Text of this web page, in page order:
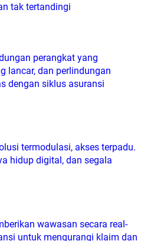
tak tertandingi
perangkat yang
lancar, dan perlindungan
dengan siklus asuransi
termodulasi, akses terpadu.
hidup digital, dan segala
wawasan secara real-
untuk mengurangi klaim dan